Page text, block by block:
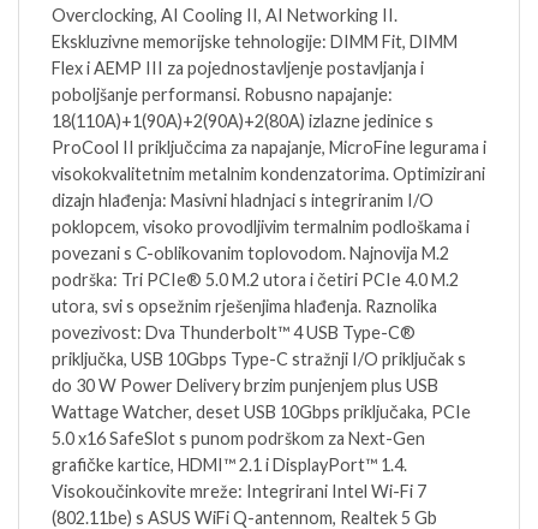
Overclocking, AI Cooling II, AI Networking II.
Ekskluzivne memorijske tehnologije: DIMM Fit, DIMM
Flex i AEMP III za pojednostavljenje postavljanja i
poboljšanje performansi. Robusno napajanje:
18(110A)+1(90A)+2(90A)+2(80A) izlazne jedinice s
ProCool II priključcima za napajanje, MicroFine legurama i
visokokvalitetnim metalnim kondenzatorima. Optimizirani
dizajn hlađenja: Masivni hladnjaci s integriranim I/O
poklopcem, visoko provodljivim termalnim podloškama i
povezani s C-oblikovanim toplovodom. Najnovija M.2
podrška: Tri PCIe® 5.0 M.2 utora i četiri PCIe 4.0 M.2
utora, svi s opsežnim rješenjima hlađenja. Raznolika
povezivost: Dva Thunderbolt™ 4 USB Type-C®
priključka, USB 10Gbps Type-C stražnji I/O priključak s
do 30 W Power Delivery brzim punjenjem plus USB
Wattage Watcher, deset USB 10Gbps priključaka, PCIe
5.0 x16 SafeSlot s punom podrškom za Next-Gen
grafičke kartice, HDMI™ 2.1 i DisplayPort™ 1.4.
Visokoučinkovite mreže: Integrirani Intel Wi-Fi 7
(802.11be) s ASUS WiFi Q-antennom, Realtek 5 Gb